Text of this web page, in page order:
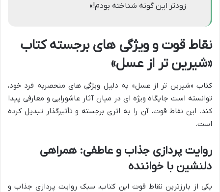
زودتر این گونه شناخته بودم!»
نقاط قوت و ویژگی های برجسته کتاب
«شیرین تر از عسل»
کتاب «شیرین تر از عسل» به دلیل ویژگی های منحصربه فرد خود،
توانسته است جایگاه ویژه ای در میان آثار عاشورایی و معارفی پیدا
کند. این نقاط قوت، آن را به اثری برجسته و تأثیرگذار تبدیل کرده
است.
روایت پردازی جذاب و عاطفی: همراهی
دلنشین با خواننده
یکی از بارزترین نقاط قوت این کتاب، سبک روایت پردازی جذاب و